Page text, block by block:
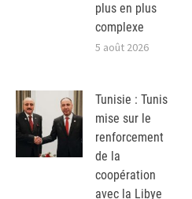
plus en plus
complexe
5 août 2026
Tunisie : Tunis
mise sur le
renforcement
de la
coopération
avec la Libye